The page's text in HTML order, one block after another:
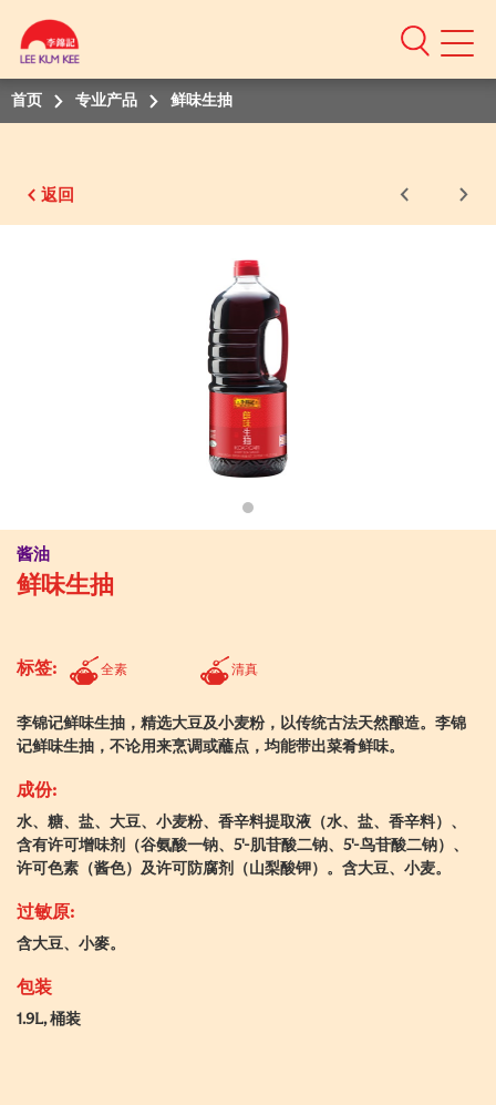
Mobile
首页 专业产品 鲜味生抽
返回
酱油
鲜味生抽
标签: 全素 清真
李锦记鲜味生抽，精选大豆及小麦粉，以传统古法天然酿造。李锦
记鲜味生抽，不论用来烹调或蘸点，均能带出菜肴鲜味。
成份:
水、糖、盐、大豆、小麦粉、香辛料提取液（水、盐、香辛料）、
含有许可增味剂（谷氨酸一钠、5'-肌苷酸二钠、5'-鸟苷酸二钠）、
许可色素（酱色）及许可防腐剂（山梨酸钾）。含大豆、小麦。
过敏原:
含大豆、小麥。
包装
1.9L, 桶装